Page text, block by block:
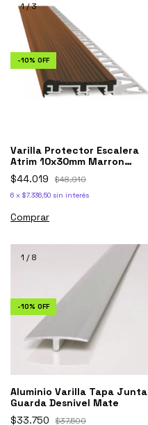
1/3
-10% OFF
Varilla Protector Escalera
Atrim 10x30mm Marron
3922 Guarda
$44.019 $48.910
6 x $7.336,50 sin interés
1 /8
-10% OFF
Aluminio Varilla Tapa Junta
Guarda Desnivel Mate
$33.750
$37.500